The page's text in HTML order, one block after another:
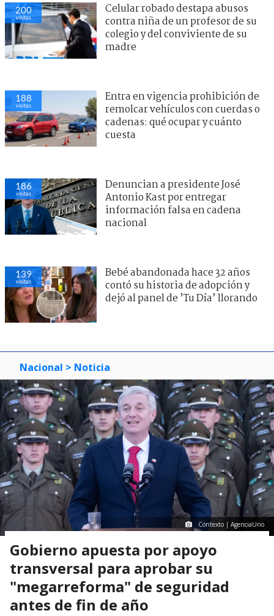
200
visitas
Celular robado destapa abusos
contra niña de un profesor de su
colegio y del conviviente de su
madre
188
visitas
Entra en vigencia prohibición de
remolcar vehículos con cuerdas o
cadenas: qué ocupar y cuánto
cuesta
186
visitas
Denuncian a presidente José
Antonio Kast por entregar
información falsa en cadena
nacional
139
visitas
Bebé abandonada hace 32 años
contó su historia de adopción y
dejó al panel de ’Tu Día’ llorando
Nacional > Noticia
Contexto | AgenciaUno
Gobierno apuesta por apoyo
transversal para aprobar su
"megarreforma" de seguridad
antes de fin de año